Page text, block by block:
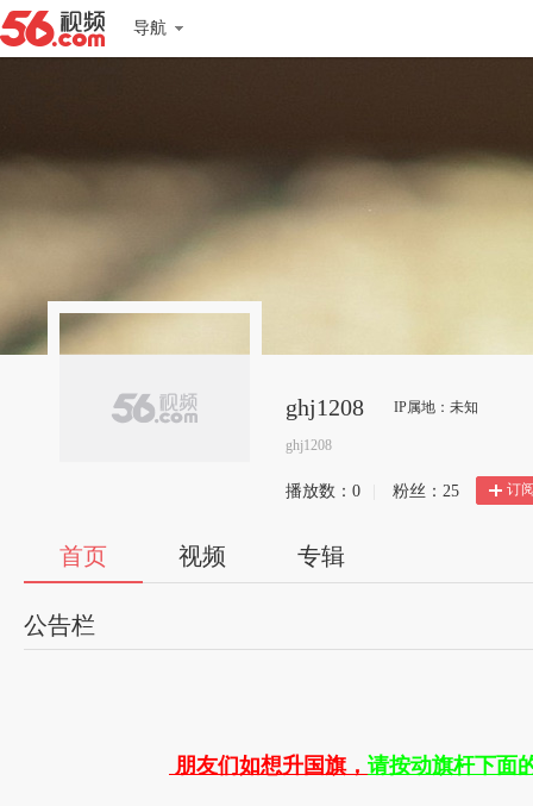
导航
ghj1208 IP属地：未知
ghj1208
播放数： 0 粉丝： 25 订
首页 视频 专辑
公告栏
朋友们如想升国旗， 请按动旗杆下面